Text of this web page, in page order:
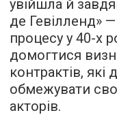
увійшла й
де Гевілленд»
процесу у 40-х
домогтися
контрактів,
обмежувати
акторів.